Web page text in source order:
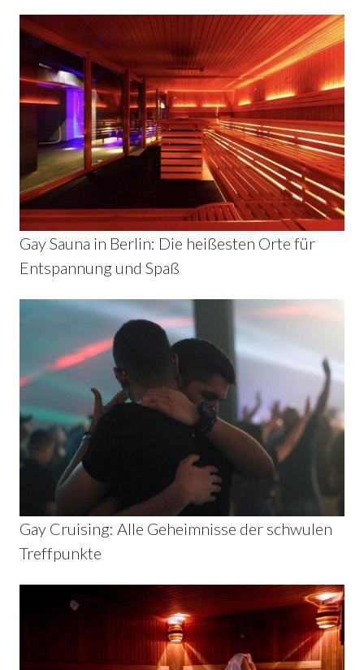
Gay Sauna in Berlin: Die heißesten Orte für
Entspannung und Spaß
Gay Cruising: Alle Geheimnisse der schwulen
Treffpunkte